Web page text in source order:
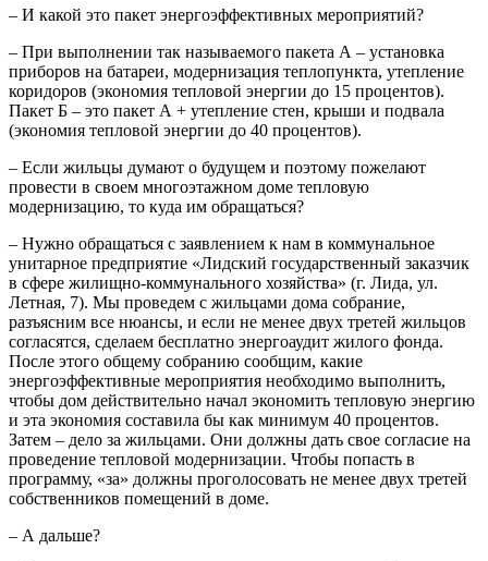
– И какой это пакет энергоэффективных мероприятий?
– При выполнении так называемого пакета А – установка
приборов на батареи, модернизация теплопункта, утепление
коридоров (экономия тепловой энергии до 15 процентов).
Пакет Б – это пакет А + утепление стен, крыши и подвала
(экономия тепловой энергии до 40 процентов).
– Если жильцы думают о будущем и поэтому пожелают
провести в своем многоэтажном доме тепловую
модернизацию, то куда им обращаться?
– Нужно обращаться с заявлением к нам в коммунальное
унитарное предприятие «Лидский государственный заказчик
в сфере жилищно-коммунального хозяйства» (г. Лида, ул.
Летная, 7). Мы проведем с жильцами дома собрание,
разъясним все нюансы, и если не менее двух третей жильцов
согласятся, сделаем бесплатно энергоаудит жилого фонда.
После этого общему собранию сообщим, какие
энергоэффективные мероприятия необходимо выполнить,
чтобы дом действительно начал экономить тепловую энергию
и эта экономия составила бы как минимум 40 процентов.
Затем – дело за жильцами. Они должны дать свое согласие на
проведение тепловой модернизации. Чтобы попасть в
программу, «за» должны проголосовать не менее двух третей
собственников помещений в доме.
– А дальше?